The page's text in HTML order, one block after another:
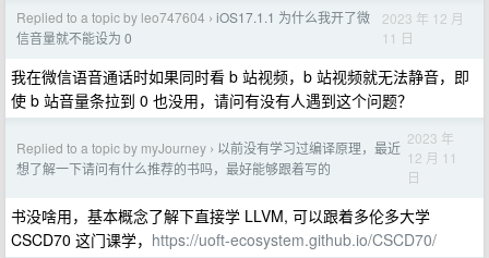
Replied to a topic by leo747604 › iOS17.1.1 为什么我开了微
信音量就不能设为 0
2023 年 12 月
11 日
我在微信语音通话时如果同时看 b 站视频，b 站视频就无法静音，即
使 b 站音量条拉到 0 也没用，请问有没有人遇到这个问题？
Replied to a topic by myJourney › 以前没有学习过编译原理，最近
想了解一下请问有什么推荐的书吗，最好能够跟着写的
2023 年
12 月 11
日
书没啥用，基本概念了解下直接学 LLVM, 可以跟着多伦多大学
CSCD70 这门课学， https://uoft-ecosystem.github.io/CSCD70/